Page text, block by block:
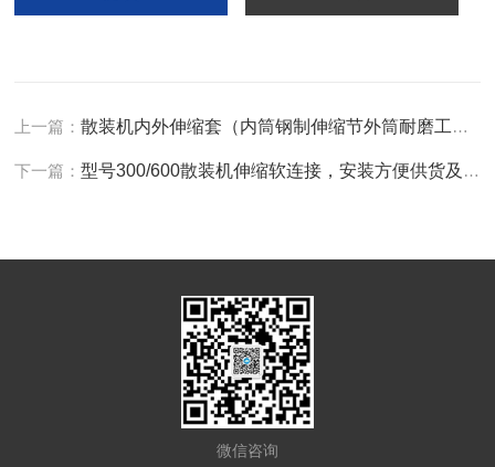
上一篇：散装机内外伸缩套（内筒钢制伸缩节外筒耐磨工业帆布）
下一篇：型号300/600散装机伸缩软连接，安装方便供货及时
微信咨询